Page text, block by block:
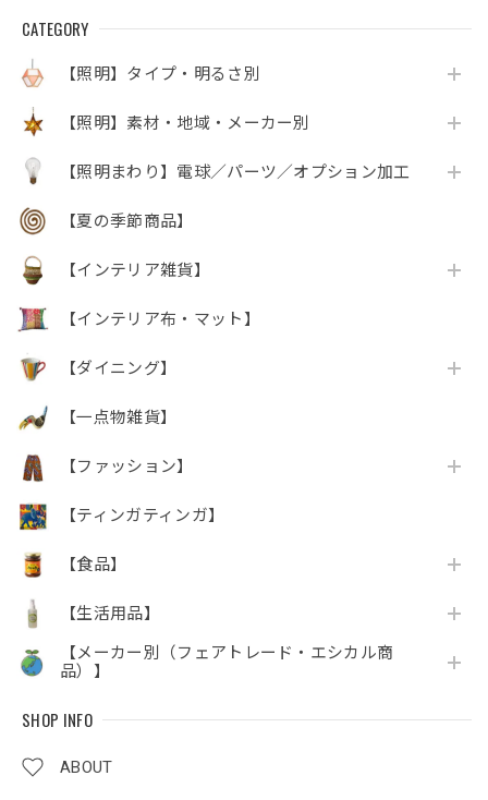
CATEGORY
【照明】タイプ・明るさ別
【照明】素材・地域・メーカー別
【照明まわり】電球／パーツ／オプション加工
【夏の季節商品】
【インテリア雑貨】
【インテリア布・マット】
【ダイニング】
【一点物雑貨】
【ファッション】
【ティンガティンガ】
【食品】
【生活用品】
【メーカー別（フェアトレード・エシカル商
品）】
SHOP INFO
ABOUT